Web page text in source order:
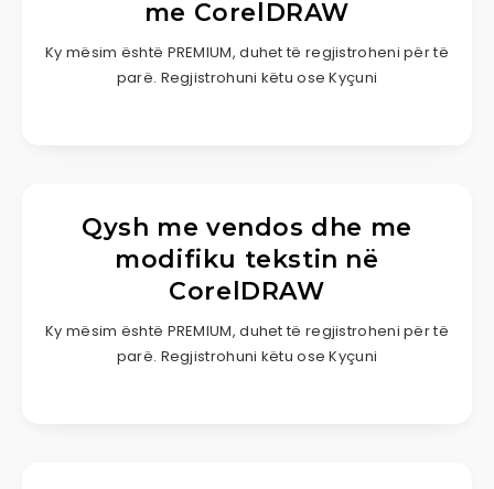
me CorelDRAW
Ky mësim është PREMIUM, duhet të regjistroheni për të
parë. Regjistrohuni këtu ose Kyçuni
Qysh me vendos dhe me
modifiku tekstin në
CorelDRAW
Ky mësim është PREMIUM, duhet të regjistroheni për të
parë. Regjistrohuni këtu ose Kyçuni